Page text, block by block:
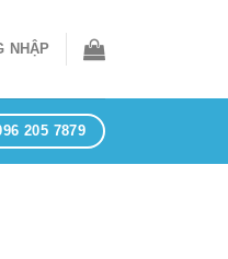
NHẬP
205 7879